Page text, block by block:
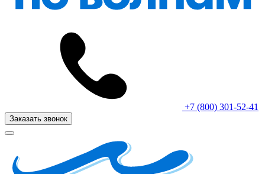
+7 (800) 301-52-41
Заказать звонок